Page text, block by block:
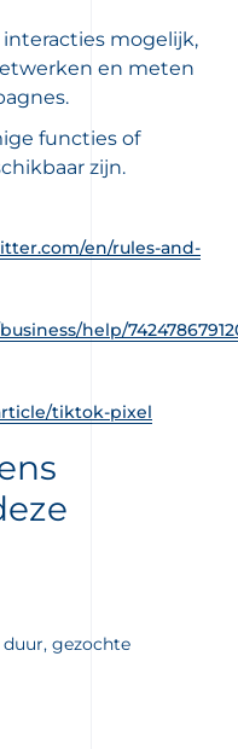
interacties mogelijk,
en meten
functies of
zijn.
en/rules-and-
help/
tiktok-pixel
duur, gezochte